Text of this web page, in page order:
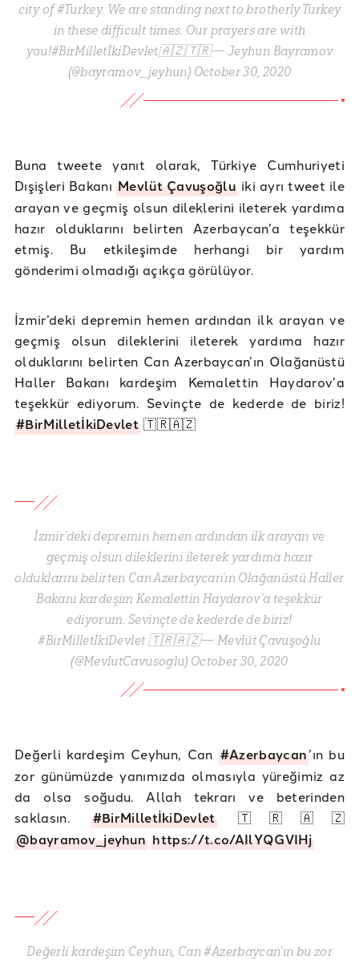
city of #Turkey. We are standing next to brotherly Turkey
in these difficult times. Our prayers are with
you!#BirMilletİkiDevlet🇦🇿🇹🇷— Jeyhun Bayramov
(@bayramov_jeyhun) October 30, 2020
Buna tweete yanıt olarak, Türkiye Cumhuriyeti
Dışişleri Bakanı Mevlüt Çavuşoğluiki ayrı tweet ile
arayan ve geçmiş olsun dileklerini ileterek yardıma
hazır olduklarını belirten Azerbaycan’a teşekkür
etmiş. Bu etkileşimde herhangi bir yardım
gönderimi olmadığı açıkça görülüyor.
İzmir’deki depremin hemen ardından ilk arayan ve
geçmiş olsun dileklerini ileterek yardıma hazır
olduklarını belirten Can Azerbaycan’ın Olağanüstü
Haller Bakanı kardeşim Kemalettin Haydarov’a
teşekkür ediyorum. Sevinçte de kederde de biriz!
#BirMilletİkiDevlet 🇹🇷🇦🇿
İzmir’deki depremin hemen ardından ilk arayan ve
geçmiş olsun dileklerini ileterek yardıma hazır
olduklarını belirten Can Azerbaycan’ın Olağanüstü Haller
Bakanı kardeşim Kemalettin Haydarov’a teşekkür
ediyorum. Sevinçte de kederde de biriz!
#BirMilletİkiDevlet 🇹🇷🇦🇿— Mevlüt Çavuşoğlu
(@MevlutCavusoglu) October 30, 2020
Değerli kardeşim Ceyhun, Can #Azerbaycan’ın bu
zor günümüzde yanımızda olmasıyla yüreğimiz az
da olsa soğudu. Allah tekrarı ve beterinden
saklasın. #BirMilletİkiDevlet🇹🇷🇦🇿
@bayramov_jeyhun https://t.co/AIlYQGVIHj
Değerli kardeşim Ceyhun, Can #Azerbaycan’ın bu zor